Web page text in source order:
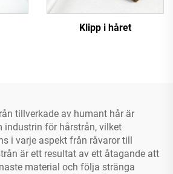
Klipp i håret
tillverkade av humant hår är
industrin för hårstrån, vilket
i varje aspekt från råvaror till
är ett resultat av ett åtagande att
material och följa stränga